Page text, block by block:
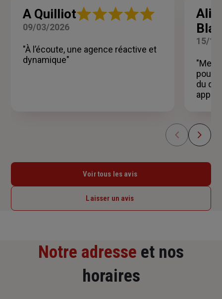
A QuilliotNote
5
étoiles
09/03/2026
"À l’écoute, une agence réactive et
dynamique"
15/
pour
du
Voir tous les avis
Laisser un avis
Notre adresse et nos
horaires